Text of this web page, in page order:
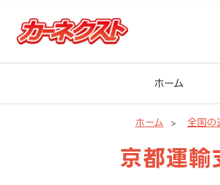
ホーム
ホーム 全国の
京都運輸